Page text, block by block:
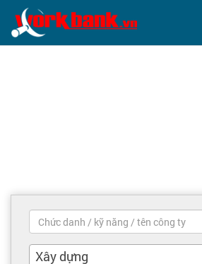
Việc làm mới nhất
Xây dựng